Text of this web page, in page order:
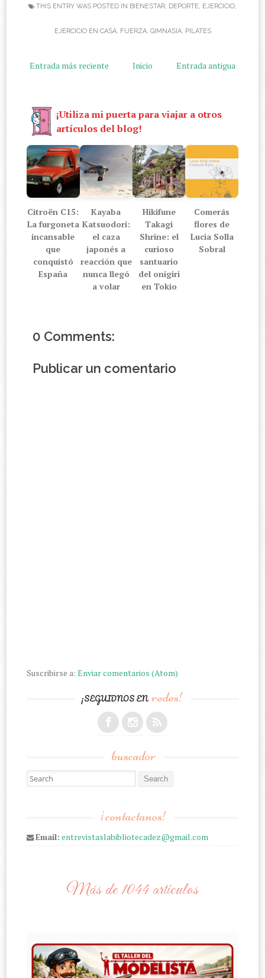
THIS ENTRY WAS POSTED IN BIENESTAR, DEPORTE, EJERCICIO,
EJERCICIO EN CASA, FUERZA, GIMNASIA, PILATES
Entrada más reciente Entrada antigua
Inicio
¡Utiliza mi puerta para viajar a otros
artículos del blog!
Citroën C15:
La furgoneta
incansable
que
conquistó
España
Kayaba
Katsuodori:
el caza
japonés a
reacción que
nunca llegó
a volar
Hikifune
Takagi
Shrine: el
curioso
santuario
del onigiri
en Tokio
Comerás
flores de
Lucia Solla
Sobral
0 Comments:
Publicar un comentario
Suscribirse a:Enviar comentarios (Atom)
¡SEGUIDNOS ENredes!
buscador
Search for:
¡contactanos!
Email: entrevistaslabibliotecadez@gmail.com
Más de 1044 artículos